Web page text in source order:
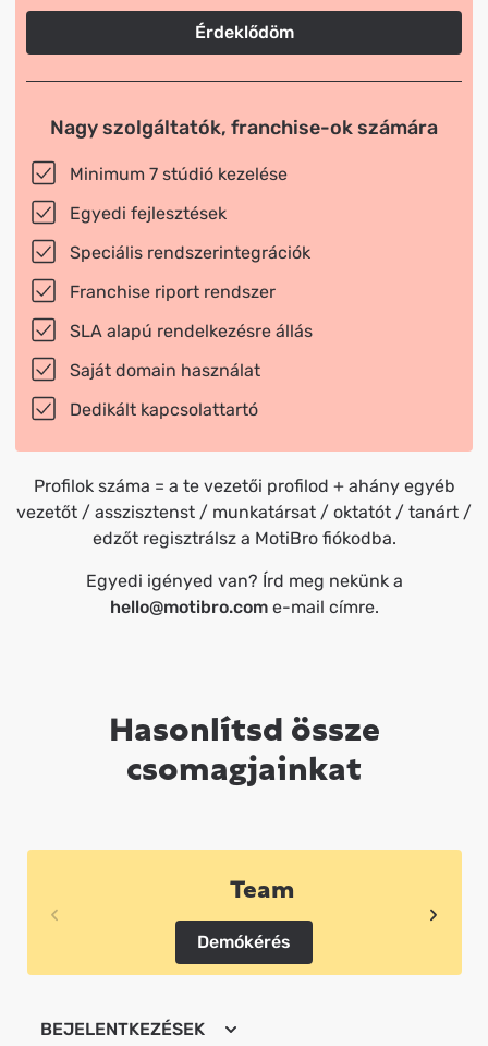
Érdeklődöm
Nagy szolgáltatók, franchise-ok számára
Minimum 7 stúdió kezelése
Egyedi fejlesztések
Speciális rendszerintegrációk
Franchise riport rendszer
SLA alapú rendelkezésre állás
Saját domain használat
Dedikált kapcsolattartó
Profilok száma = a te vezetői profilod + ahány egyéb
vezetőt / asszisztenst / munkatársat / oktatót / tanárt /
edzőt regisztrálsz a MotiBro fiókodba.
Egyedi igényed van? Írd meg nekünk a
hello@motibro.come-mail címre.
Hasonlítsd össze
csomagjainkat
Team
Demókérés
BEJELENTKEZÉSEK